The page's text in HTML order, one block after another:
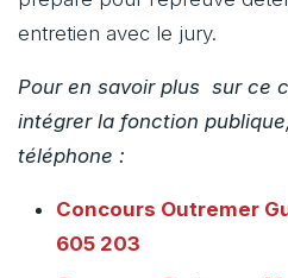
entretien avec le jury.
Pour en savoir plus sur ce
intégrer la fonction
téléphone :
Concours Outremer
605 203